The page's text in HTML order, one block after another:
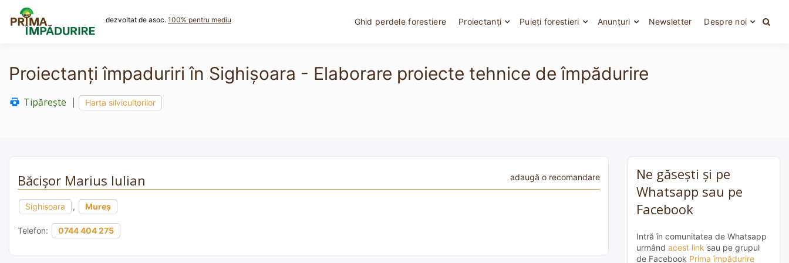
content
dezvoltat de asoc. 100% pentru mediu Ghid perdele forestiere Proiectanți Puieți forestieri Anunțuri Newsletter Despre noi
Proiectanți împaduriri în Sighişoara - Elaborare proiecte tehnice de împădurire
Tipărește Harta silvicultorilor
Băcișor Marius Iulian adaugă o recomandare
Sighişoara , Mureș
Telefon: 0744 404 275
Ne găsești și pe
Whatsapp sau pe
Facebook
Intră în comunitatea de Whatsapp
urmând acest link sau pe grupul
de Facebook Prima împădurire